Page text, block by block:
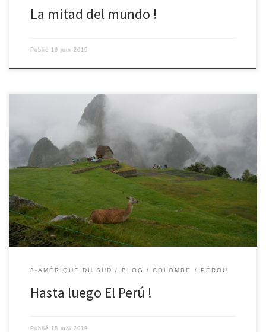
La mitad del mundo !
Publié 19 juin 2019
Le 17/05/2019 – Colombe. Hasta Luego El Perú! C’est fini le
Pérou. Nous sommes rentrés dans l’aéroport. J’ai adoré le lac
Titicaca et la famille qui nous a accueillis sur l’île de Taquile. C’est
là que j’ai mangé la meilleure soupe de quinoa. Arequipa, c’était
génial. Nous étions redescendus […]
3-AMÉRIQUE DU SUD BLOG COLOMBE PÉROU
Hasta luego El Perú !
Publié 18 mai 2019